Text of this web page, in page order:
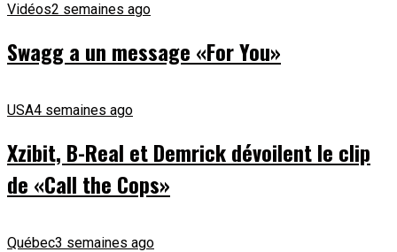
Vidéos2 semaines ago
Swagg a un message «For You»
USA4 semaines ago
Xzibit, B-Real et Demrick dévoilent le clip
de «Call the Cops»
Québec3 semaines ago